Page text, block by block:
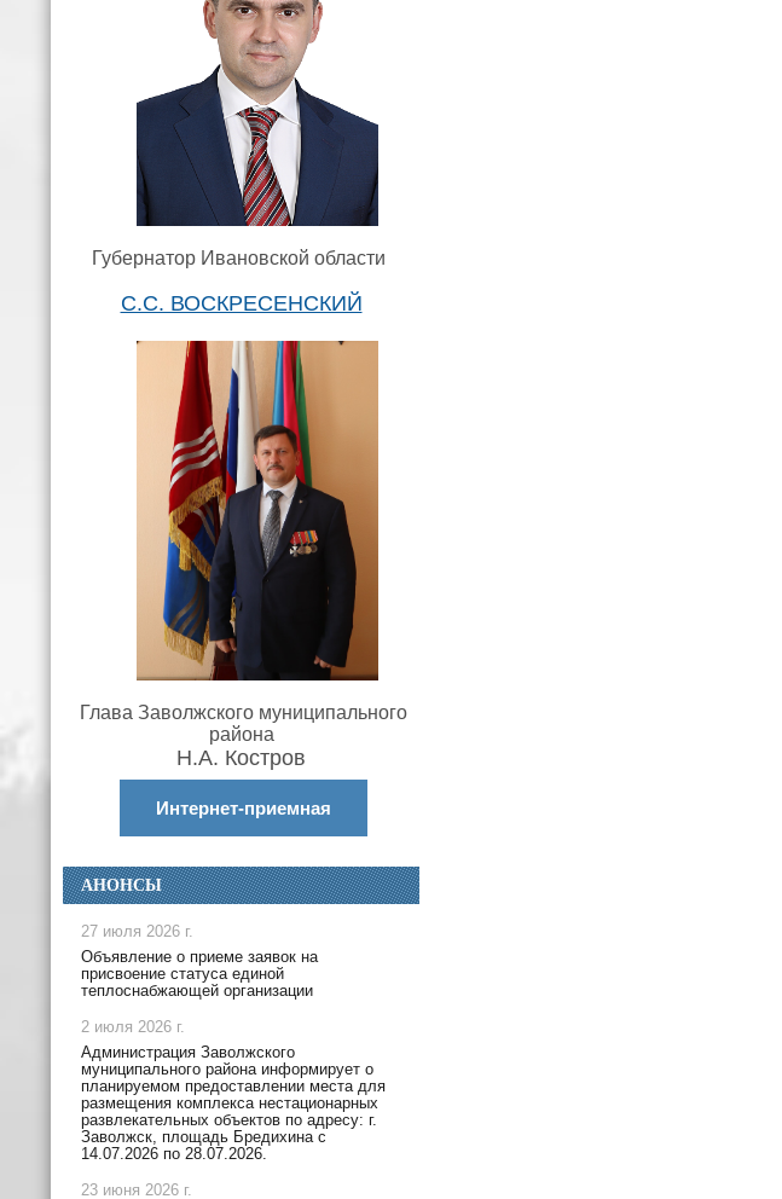
Губернатор Ивановской области
С.С. ВОСКРЕСЕНСКИЙ
Глава Заволжского муниципального
района
Н.А. Костров
Интернет-приемная
АНОНСЫ
27 июля 2026 г.
Объявление о приеме заявок на
присвоение статуса единой
теплоснабжающей организации
2 июля 2026 г.
Администрация Заволжского
муниципального района информирует о
планируемом предоставлении места для
размещения комплекса нестационарных
развлекательных объектов по адресу: г.
Заволжск, площадь Бредихина с
14.07.2026 по 28.07.2026.
23 июня 2026 г.